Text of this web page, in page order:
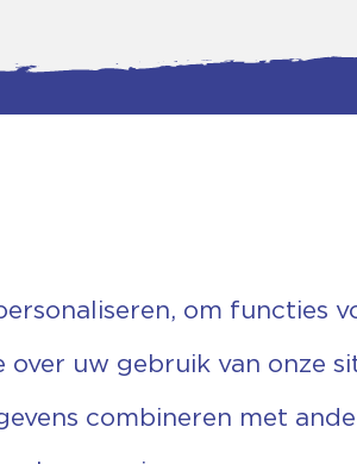
Fiscaal: 819280288
Rek.nr: NL85RABO0127579230
om functies
uw gebruik van onze
combineren met